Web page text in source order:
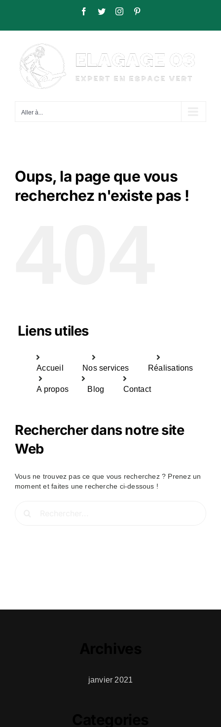
Facebook
TwitterInstagram
Aller à...
Oups, la page que vous
recherchez n'existe pas !
Liens utiles
Accueil Nos services Réalisations
A propos Blog Contact
Rechercher dans notre site
Web
Vous ne trouvez pas ce que vous recherchez ? Prenez un
moment et faites une recherche ci-dessous !
janvier 2021